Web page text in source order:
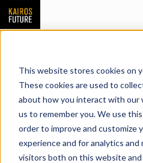
This website stores cookies on
These cookies are used to
about how you interact with our
us to remember you. We use
order to improve and customize
experience and for analytics
visitors both on this website and
framtiden viktigare än någonsin
framtiden
någonsin